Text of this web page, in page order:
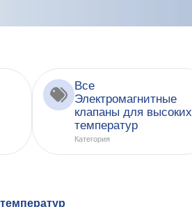
Все
Электромагнитные
клапаны для высоких
температур
Категория